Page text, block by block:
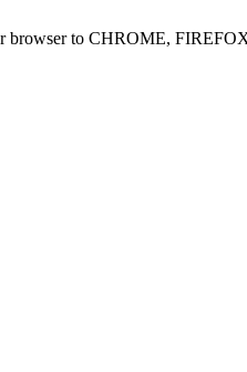
browser to CHROME,